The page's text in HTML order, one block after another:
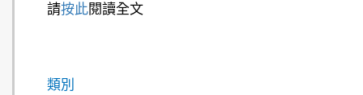
請按此閱讀全文
類別